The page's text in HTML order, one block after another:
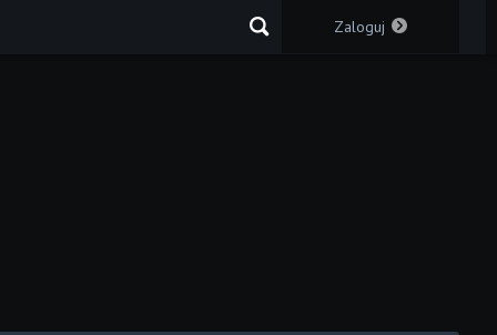
Zaloguj